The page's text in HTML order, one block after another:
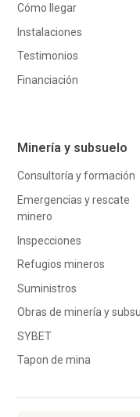
Cómo llegar
Instalaciones
Testimonios
Financiación
Minería y subsuelo
Consultoría y formación
Emergencias y rescate
minero
Inspecciones
Refugios mineros
Suministros
Obras de minería y
SYBET
Tapon de mina